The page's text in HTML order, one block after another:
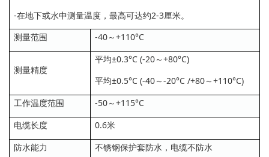
-在地下或水中测量温度，最高可达约2-3厘米。
测量范围
-40～+110°C
测量精度
平均±0.3°C (-20～+80°C)
平均±0.5°C (-40～-20°C /+80～+110°C)
工作温度范围
-50～+115°C
电缆长度
0.6米
防水能力
不锈钢保护套防水，电缆不防水